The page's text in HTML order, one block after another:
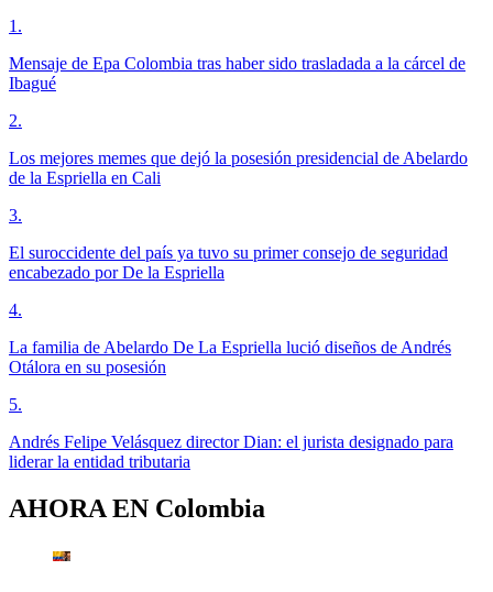
1 .
Mensaje de Epa Colombia tras haber sido trasladada a la cárcel de
Ibagué
2.
Los mejores memes que dejó la posesión presidencial de Abelardo
de la Espriella en Cali
3.
El suroccidente del país ya tuvo su primer consejo de seguridad
encabezado por De la Espriella
4.
La familia de Abelardo De La Espriella lució diseños de Andrés
Otálora en su posesión
5.
Andrés Felipe Velásquez director Dian: el jurista designado para
liderar la entidad tributaria
AHORA EN Colombia